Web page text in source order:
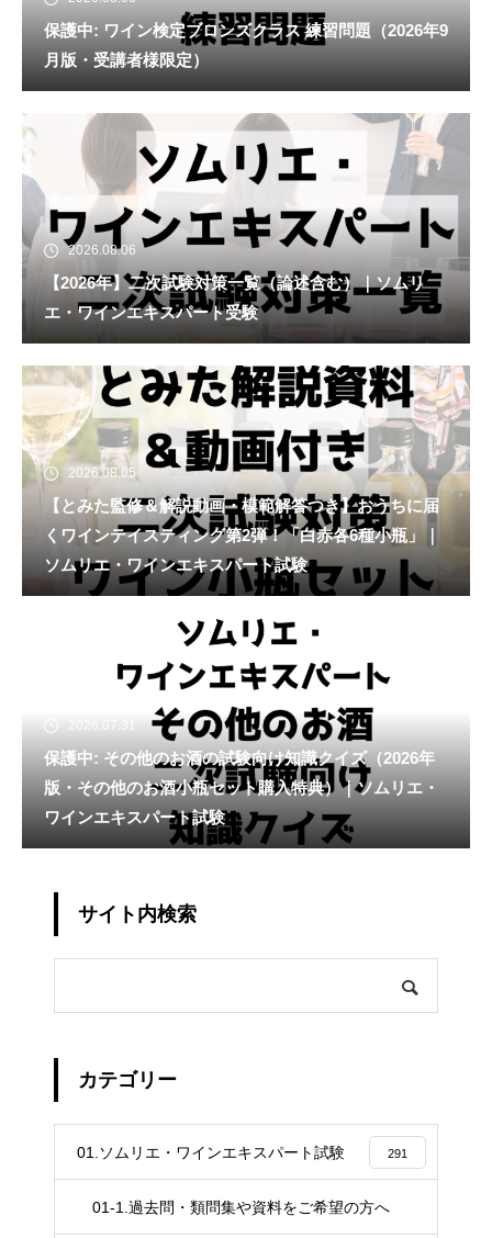
保護中: ワイン検定ブロンズクラス 練習問題（2026年9
月版・受講者様限定）
2026.08.06
【2026年】二次試験対策一覧（論述含む）｜ソムリ
エ・ワインエキスパート受験
2026.08.05
【とみた監修＆解説動画・模範解答つき】おうちに届
くワインテイスティング第2弾！「白赤各6種小瓶」｜
ソムリエ・ワインエキスパート試験
2026.07.31
保護中: その他のお酒の試験向け知識クイズ（2026年
版・その他のお酒小瓶セット購入特典）｜ソムリエ・
ワインエキスパート試験
サイト内検索
カテゴリー
01.ソムリエ・ワインエキスパート試験 291
01-1.過去問・類問集や資料をご希望の方へ